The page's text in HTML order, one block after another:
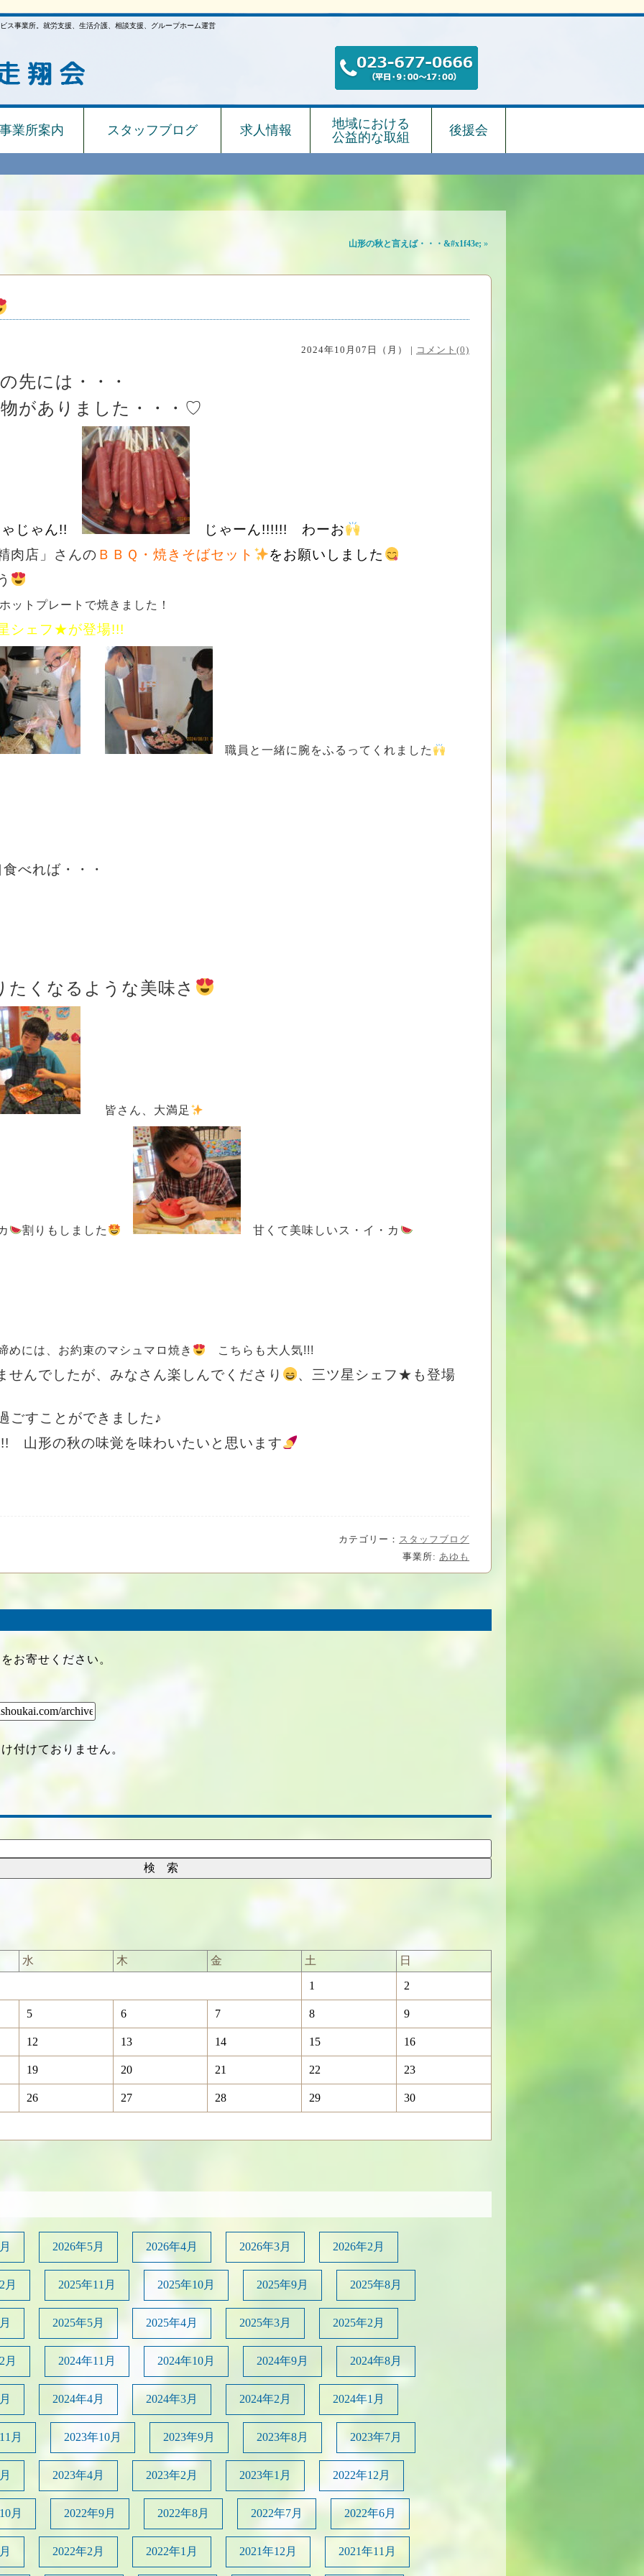
ス事業所。就労支援、生活介護、相談支援、グループホーム運営
業所案内 スタッフブログ 求人情報
地域における
公益的な取組
後援会
山形の秋と言えば・・・&#x1f43e; »
2024年10月07日（月） | コメント(0)
先には・・・
がありました・・・♡
じゃん!!
じゃーん!!!!!! わーお
肉店」さんの ＢＢＱ・焼きそばセット
をお願いしました
ットプレートで焼きました！
シェフ★が登場!!!
職員と一緒に腕をふるってくれました
べれば ・・・
たくなるような美味さ
皆さん、大満足
割りもしました 甘くて美味しいス・イ・カ
めには、お約束のマシュマロ焼き こちらも大人気!!!
せんでしたが、みなさん楽しんでくださり 、三ツ星シェフ★も登場
ごすことができました♪
山形の秋の味覚を味わいたいと思います
カテゴリー： スタッフブログ
事業所: あゆも
お寄せください。
付けておりません。
水 木 金 土 日
1 2
5 6 7 8 9
12 13 14 15 16
19 20 21 22 23
26 27 28 29 30
2026年5月 2026年4月 2026年3月 2026年2月
月 2025年11月 2025年10月 2025年9月 2025年8月
2025年5月 2025年4月 2025年3月 2025年2月
月 2024年11月 2024年10月 2024年9月 2024年8月
2024年4月 2024年3月 2024年2月 2024年1月
月 2023年10月 2023年9月 2023年8月 2023年7月
2023年4月 2023年2月 2023年1月 2022年12月
月 2022年9月 2022年8月 2022年7月 2022年6月
2022年2月 2022年1月 2021年12月 2021年11月